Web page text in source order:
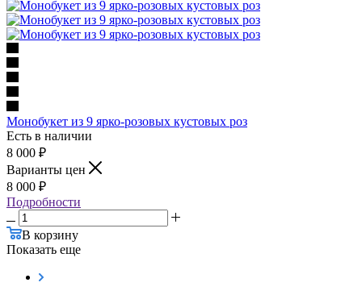
Монобукет из 9 ярко-розовых кустовых роз
Есть в наличии
8 000 ₽
Варианты цен
8 000 ₽
Подробности
В корзину
Показать еще